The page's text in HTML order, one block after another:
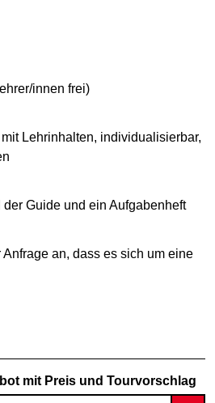
innen frei)
Lehrinhalten, individualisierbar,
der Guide und ein Aufgabenheft
an, dass es sich um eine
mit Preis und Tourvorschlag